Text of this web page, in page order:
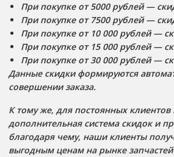
При покупке от 5000 рублей —
При покупке от 7500 рублей —
При покупке от 10 000 рублей —
При покупке от 15 000 рублей —
При покупке от 30 000 рублей —
Данные скидки формируются
совершении заказа.
К тому же, для постоянных клиентов
дополнительная система скидок и
благодаря чему, наши клиенты
выгодным ценам на рынке